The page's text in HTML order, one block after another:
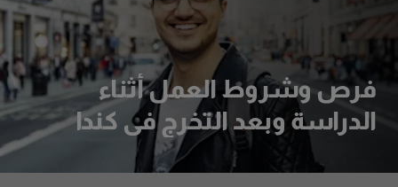
فرص وشروط العمل أثناء
الدراسة وبعد التخرج في كندا